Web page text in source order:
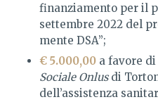
finanziamento per il
settembre 2022 del
mente DSA”;
€ 5.000,00a favore di
Sociale Onlusdi
dell’assistenza